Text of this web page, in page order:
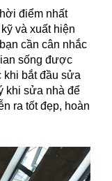
điểm nhất
và xuất hiện
cần cân nhắc
sống được
khi bắt đầu sửa
khi sửa nhà để
ra tốt đẹp, hoàn